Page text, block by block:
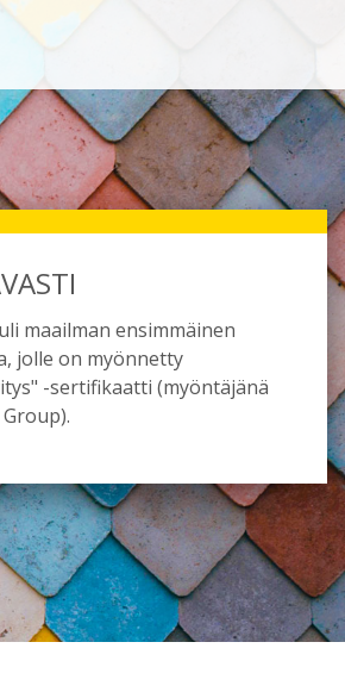
maailman ensimmäinen
jolle on myönnetty
-sertifikaatti (myöntäjänä